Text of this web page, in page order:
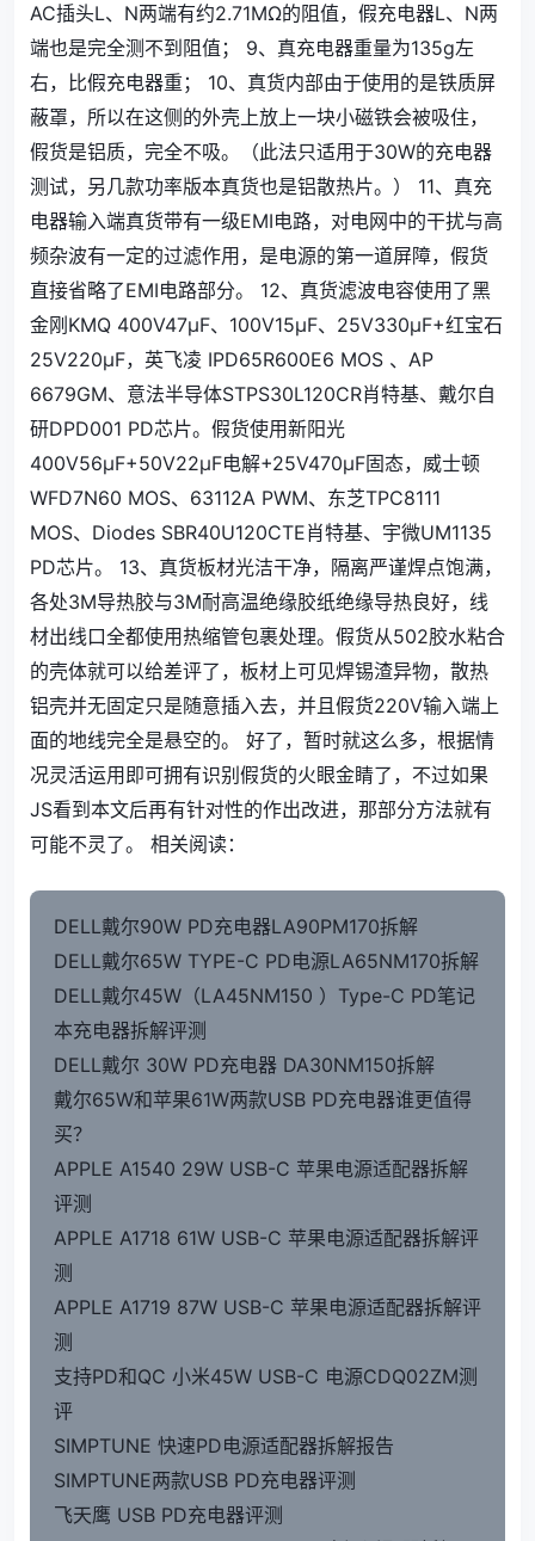
AC插头L、N两端有约2.71MΩ的阻值，假充电器L、N两
端也是完全测不到阻值； 9、真充电器重量为135g左
右，比假充电器重； 10、真货内部由于使用的是铁质屏
蔽罩，所以在这侧的外壳上放上一块小磁铁会被吸住，
假货是铝质，完全不吸。（此法只适用于30W的充电器
测试，另几款功率版本真货也是铝散热片。） 11、真充
电器输入端真货带有一级EMI电路，对电网中的干扰与高
频杂波有一定的过滤作用，是电源的第一道屏障，假货
直接省略了EMI电路部分。 12、真货滤波电容使用了黑
金刚KMQ 400V47μF、100V15μF、25V330μF+红宝石
25V220μF，英飞凌 IPD65R600E6 MOS 、AP
6679GM、意法半导体STPS30L120CR肖特基、戴尔自
研DPD001 PD芯片。假货使用新阳光
400V56μF+50V22μF电解+25V470μF固态，威士顿
WFD7N60 MOS、63112A PWM、东芝TPC8111
MOS、Diodes SBR40U120CTE肖特基、宇微UM1135
PD芯片。 13、真货板材光洁干净，隔离严谨焊点饱满，
各处3M导热胶与3M耐高温绝缘胶纸绝缘导热良好，线
材出线口全都使用热缩管包裹处理。假货从502胶水粘合
的壳体就可以给差评了，板材上可见焊锡渣异物，散热
铝壳并无固定只是随意插入去，并且假货220V输入端上
面的地线完全是悬空的。 好了，暂时就这么多，根据情
况灵活运用即可拥有识别假货的火眼金睛了，不过如果
JS看到本文后再有针对性的作出改进，那部分方法就有
可能不灵了。 相关阅读：
DELL戴尔90W PD充电器LA90PM170拆解
DELL戴尔65W TYPE-C PD电源LA65NM170拆解
DELL戴尔45W（LA45NM150 ）Type-C PD笔记
本充电器拆解评测
DELL戴尔 30W PD充电器 DA30NM150拆解
戴尔65W和苹果61W两款USB PD充电器谁更值得
买？
APPLE A1540 29W USB-C 苹果电源适配器拆解
评测
APPLE A1718 61W USB-C 苹果电源适配器拆解评
测
APPLE A1719 87W USB-C 苹果电源适配器拆解评
测
支持PD和QC 小米45W USB-C 电源CDQ02ZM测
评
SIMPTUNE 快速PD电源适配器拆解报告
SIMPTUNE两款USB PD充电器评测
飞天鹰 USB PD充电器评测